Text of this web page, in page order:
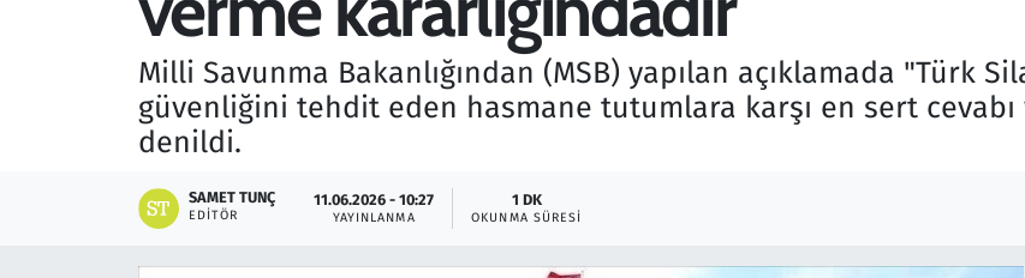
Milli Savunma Bakanlığından (MSB) yapılan açıklamada "Türk
güvenliğini tehdit eden hasmane tutumlara karşı en sert cevabı
denildi.
SAMET TUNÇ
EDITÖR
11.06.2026 - 10:27
YAYINLANMA
1 DK
OKUNMA SÜRESI
Teknoloji ve Bilim
Televizyon